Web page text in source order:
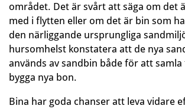
området. Det är svårt att säga om det
med i flytten eller om det är bin som
den närliggande ursprungliga
hursomhelst konstatera att de nya
används av sandbin både för att
bygga nya bon.
Bina har goda chanser att leva vidare